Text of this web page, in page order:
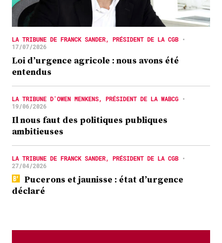
LA TRIBUNE DE FRANCK SANDER, PRÉSIDENT DE LA CGB •
17/07/2026
Loi d’urgence agricole : nous avons été
entendus
LA TRIBUNE D'OWEN MENKENS, PRÉSIDENT DE LA WABCG •
19/06/2026
Il nous faut des politiques publiques
ambitieuses
LA TRIBUNE DE FRANCK SANDER, PRÉSIDENT DE LA CGB •
27/04/2026
Pucerons et jaunisse : état d’urgence
déclaré